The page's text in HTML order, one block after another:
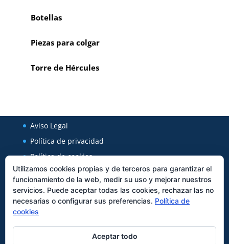
Botellas
Piezas para colgar
Torre de Hércules
Aviso Legal
Política de privacidad
Política de cookies
Regal Cerámica
Tfno:982562589
Utilizamos cookies propias y de terceros para garantizar el
funcionamiento de la web, medir su uso y mejorar nuestros
servicios. Puede aceptar todas las cookies, rechazar las no
necesarias o configurar sus preferencias. Política de
cookies
Aceptar todo